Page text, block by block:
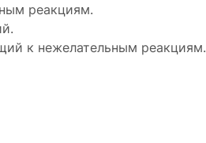
реакциям.
к нежелательным реакциям.